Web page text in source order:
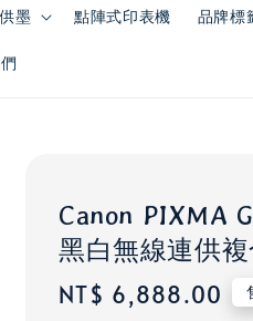
墨 點陣式印表機 品牌標
Canon PIXMA
黑白無線連供
Regular
NT$ 6,888.00